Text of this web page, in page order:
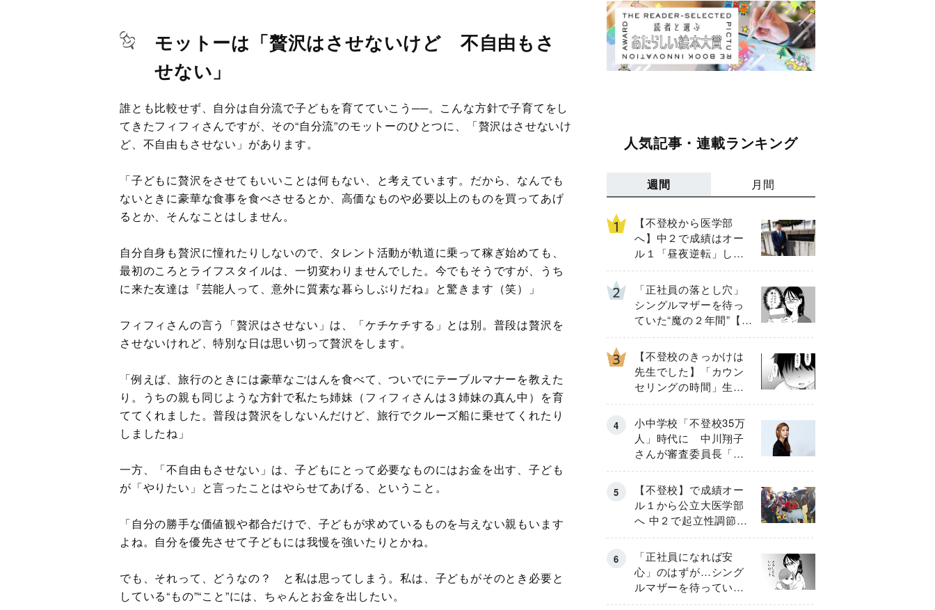
モットーは「贅沢はさせないけど 不自由もさ
せない」
誰とも比較せず、自分は自分流で子どもを育てていこう──。こんな方針で子育てをし
てきたフィフィさんですが、その“自分流”のモットーのひとつに、「贅沢はさせないけ
ど、不自由もさせない」があります。
「子どもに贅沢をさせてもいいことは何もない、と考えています。だから、なんでも
ないときに豪華な食事を食べさせるとか、高価なものや必要以上のものを買ってあげ
るとか、そんなことはしません。
自分自身も贅沢に憧れたりしないので、タレント活動が軌道に乗って稼ぎ始めても、
最初のころとライフスタイルは、一切変わりませんでした。今でもそうですが、うち
に来た友達は『芸能人って、意外に質素な暮らしぶりだね』と驚きます（笑）」
フィフィさんの言う「贅沢はさせない」は、「ケチケチする」とは別。普段は贅沢を
させないけれど、特別な日は思い切って贅沢をします。
「例えば、旅行のときには豪華なごはんを食べて、ついでにテーブルマナーを教えた
り。うちの親も同じような方針で私たち姉妹（フィフィさんは３姉妹の真ん中）を育
ててくれました。普段は贅沢をしないんだけど、旅行でクルーズ船に乗せてくれたり
しましたね」
一方、「不自由もさせない」は、子どもにとって必要なものにはお金を出す、子ども
が「やりたい」と言ったことはやらせてあげる、ということ。
「自分の勝手な価値観や都合だけで、子どもが求めているものを与えない親もいます
よね。自分を優先させて子どもには我慢を強いたりとかね。
でも、それって、どうなの？ と私は思ってしまう。私は、子どもがそのとき必要と
している“もの”“こと”には、ちゃんとお金を出したい。
人気記事・連載ランキング
週間 月間
【不登校から医学部
へ】中２で成績はオー
ル１「昼夜逆転」した
わが子を”夜遊び”に連れ
出した母の気づき
「正社員の落とし穴」
シングルマザーを待っ
ていた“魔の２年間”【後
編】
【不登校のきっかけは
先生でした】「カウン
セリングの時間」生徒
の情報をバラしたの
は…《第２話》
小中学校「不登校35万
人」時代に 中川翔子
さんが審査委員長「不
登校生動画甲子園
2026」が開催
【不登校】で成績オー
ル１から公立大医学部
へ 中２で起立性調節障
害「治るまで３年」の
診断 そのとき母は
「正社員になれば安
心」のはずが…シング
ルマザーを待ってい
た“魔の２年間”【前編】